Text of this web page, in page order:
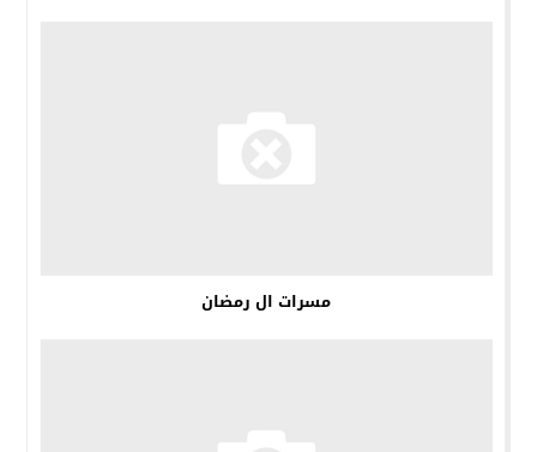
مسرات ال رمضان